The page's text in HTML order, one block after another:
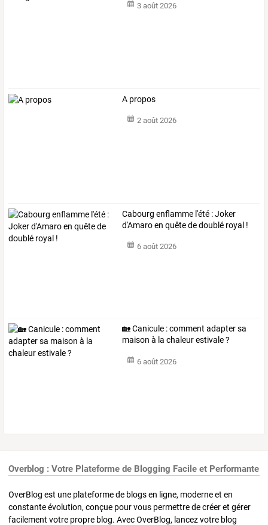
3 août 2026
A propos
2 août 2026
Cabourg enflamme l'été : Joker
d'Amaro en quête de doublé royal !
6 août 2026
🏡 Canicule : comment adapter sa
maison à la chaleur estivale ?
6 août 2026
Overblog : Votre Plateforme de Blogging Facile et Performante
OverBlog est une plateforme de blogs en ligne, moderne et en
constante évolution, conçue pour vous permettre de créer et gérer
facilement votre propre blog. Avec OverBlog, lancez votre blog